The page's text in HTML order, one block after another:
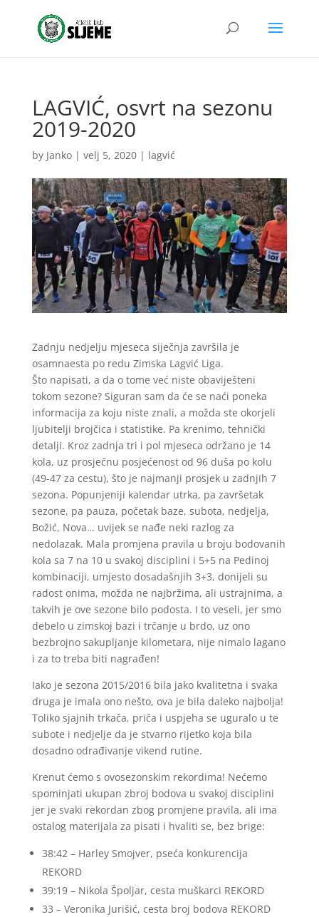
LAGVIĆ, osvrt na sezonu
2019-2020
by Janko| velj 5, 2020| lagvić
Zadnju nedjelju mjeseca siječnja završila je
osamnaesta po redu Zimska Lagvić Liga.
Što napisati, a da o tome već niste obaviješteni
tokom sezone? Siguran sam da će se naći poneka
informacija za koju niste znali, a možda ste okorjeli
ljubitelji brojčica i statistike. Pa krenimo, tehnički
detalji. Kroz zadnja tri i pol mjeseca održano je 14
kola, uz prosječnu posjećenost od 96 duša po kolu
(49-47 za cestu), što je najmanji prosjek u zadnjih 7
sezona. Popunjeniji kalendar utrka, pa završetak
sezone, pa pauza, početak baze, subota, nedjelja,
Božić, Nova… uvijek se nađe neki razlog za
nedolazak. Mala promjena pravila u broju bodovanih
kola sa 7 na 10 u svakoj disciplini i 5+5 na Pedinoj
kombinaciji, umjesto dosadašnjih 3+3, donijeli su
radost onima, možda ne najbržima, ali ustrajnima, a
takvih je ove sezone bilo podosta. I to veseli, jer smo
debelo u zimskoj bazi i trčanje u brdo, uz ono
bezbrojno sakupljanje kilometara, nije nimalo lagano
i za to treba biti nagrađen!
Iako je sezona 2015/2016 bila jako kvalitetna i svaka
druga je imala ono nešto, ova je bila daleko najbolja!
Toliko sjajnih trkača, priča i uspjeha se uguralo u te
subote i nedjelje da je stvarno rijetko koja bila
dosadno odrađivanje vikend rutine.
Krenut ćemo s ovosezonskim rekordima! Nećemo
spominjati ukupan zbroj bodova u svakoj disciplini
jer je svaki rekordan zbog promjene pravila, ali ima
ostalog materijala za pisati i hvaliti se, bez brige:
38:42 – Harley Smojver, pseća konkurencija
REKORD
39:19 – Nikola Špoljar, cesta muškarci REKORD
33 – Veronika Jurišić, cesta broj bodova REKORD